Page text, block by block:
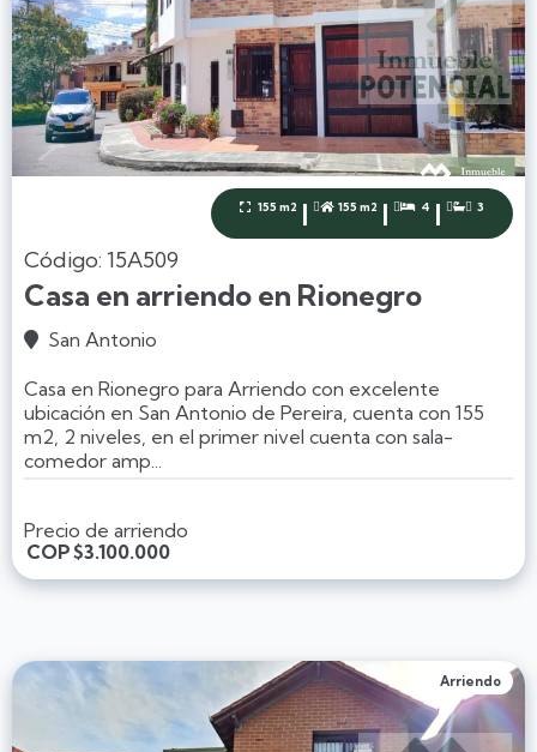
 155 m2 |  155 m2 |  4 |  3
Código: 15A509
Casa en arriendo en Rionegro
 San Antonio
Casa en Rionegro para Arriendo con excelente
ubicación en San Antonio de Pereira, cuenta con 155
m2, 2 niveles, en el primer nivel cuenta con sala-
comedor amp...
Precio de arriendo
COP$3.100.000
Arriendo